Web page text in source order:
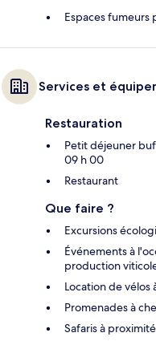
Espaces fumeurs
Services et
Restauration
Petit déjeuner
09 h 00
Restaurant
Que faire ?
Excursions
Événements à
production
Location de vélos
Promenades à
Safaris à proximité